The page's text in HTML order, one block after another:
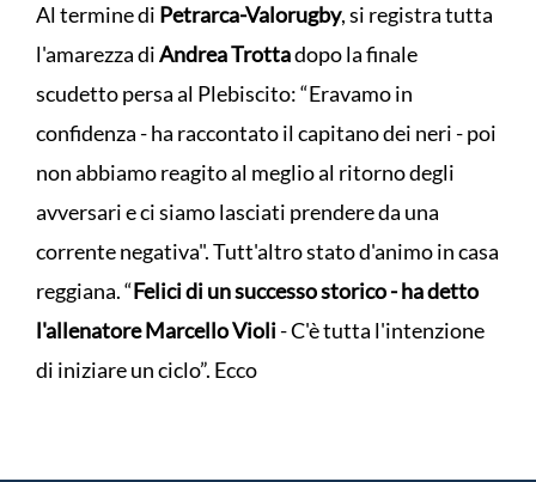
Al termine di Petrarca-Valorugby, si registra tutta
l'amarezza diAndrea Trottadopo la finale
scudetto persa al Plebiscito: “Eravamo in
confidenza - ha raccontato il capitano dei neri - poi
non abbiamo reagito al meglio al ritorno degli
avversari e ci siamo lasciati prendere da una
corrente negativa". Tutt'altro stato d'animo in casa
reggiana. “Felici di un successo storico - ha detto
l'allenatore Marcello Violi- C'è tutta l'intenzione
di iniziare un ciclo”. Ecco